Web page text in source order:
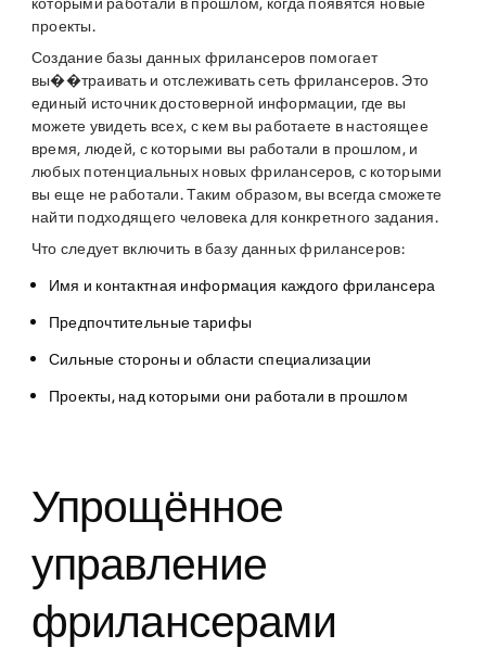
которыми работали в прошлом, когда появятся новые
проекты.
Создание базы данных фрилансеров помогает
вы��траивать и отслеживать сеть фрилансеров. Это
единый источник достоверной информации, где вы
можете увидеть всех, с кем вы работаете в настоящее
время, людей, с которыми вы работали в прошлом, и
любых потенциальных новых фрилансеров, с которыми
вы еще не работали. Таким образом, вы всегда сможете
найти подходящего человека для конкретного задания.
Что следует включить в базу данных фрилансеров:
Имя и контактная информация каждого фрилансера
Предпочтительные тарифы
Сильные стороны и области специализации
Проекты, над которыми они работали в прошлом
Упрощённое
управление
фрилансерами